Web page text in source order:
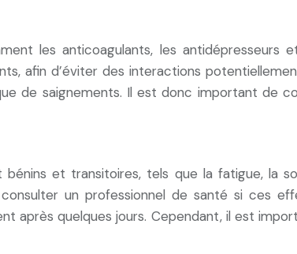
les anticoagulants, les antidépresseurs
afin d’éviter des interactions
de saignements. Il est donc important de
et transitoires, tels que la fatigue, la
un professionnel de santé si ces
après quelques jours. Cependant, il est